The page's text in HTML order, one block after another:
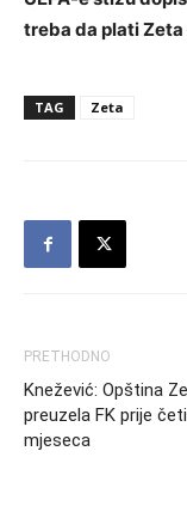
treba da plati Zeta
TAG Zeta
PRETHODNO
Knežević: Opština
preuzela FK prije
mjeseca